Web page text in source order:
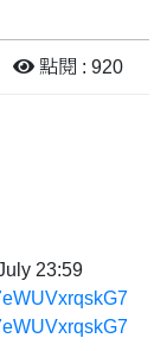
點閱 : 920
23:59